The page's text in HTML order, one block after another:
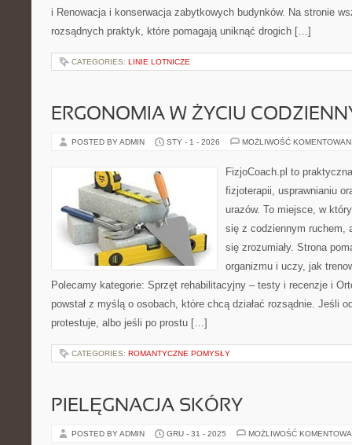
i Renowacja i konserwacja zabytkowych budynków. Na stronie
rozsądnych praktyk, które pomagają uniknąć drogich […]
CATEGORIES: LINIE LOTNICZE
ERGONOMIA W ŻYCIU
POSTED BY ADMIN STY - 1 - 2026 MOŻLIWOŚĆ
FizjoCoach.pl to
fizjoterapii, usprawnianiu
urazów. To miejsce, w
się z codziennym ruchem,
się zrozumiały. Strona
organizmu i uczy, jak
Polecamy kategorie: Sprzęt rehabilitacyjny – testy i recenzje i
powstał z myślą o osobach, które chcą działać rozsądnie. Jeśli
protestuje, albo jeśli po prostu […]
CATEGORIES: ROMANTYCZNE POMYSŁY
PIELĘGNACJA SKÓRY
POSTED BY ADMIN GRU - 31 - 2025 MOŻLIWOŚĆ